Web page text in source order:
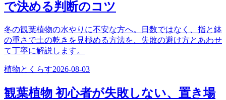
で決める判断のコツ
冬の観葉植物の水やりに不安な方へ。日数ではなく、指と鉢
の重さで土の乾きを見極める方法を、失敗の避け方とあわせ
て丁寧に解説します。
植物とくらす2026-08-03
観葉植物 初心者が失敗しない、置き場